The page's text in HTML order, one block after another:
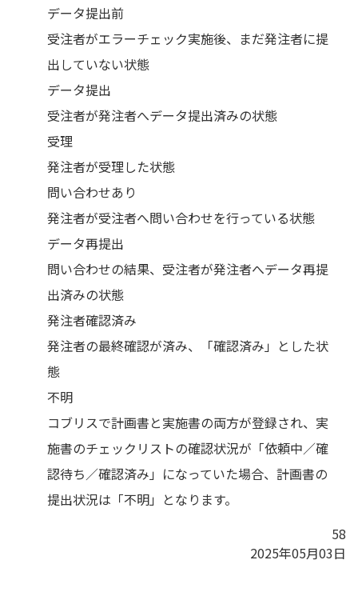
データ提出前
受注者がエラーチェック実施後、まだ発注者に提
出していない状態
データ提出
受注者が発注者へデータ提出済みの状態
受理
発注者が受理した状態
問い合わせあり
発注者が受注者へ問い合わせを行っている状態
データ再提出
問い合わせの結果、受注者が発注者へデータ再提
出済みの状態
発注者確認済み
発注者の最終確認が済み、「確認済み」とした状
態
不明
コブリスで計画書と実施書の両方が登録され、実
施書のチェックリストの確認状況が「依頼中／確
認待ち／確認済み」になっていた場合、計画書の
提出状況は「不明」となります。
58
2025年05月03日